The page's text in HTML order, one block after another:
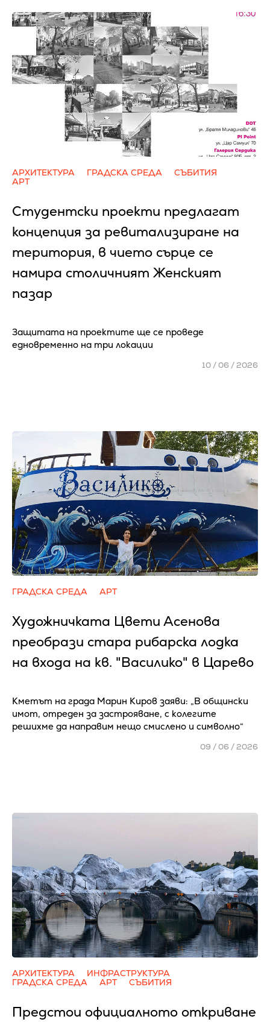
АРХИТЕКТУРА ГРАДСКА СРЕДА
СЪБИТИЯ
АРТ
Студентски проекти предлагат
концепция за ревитализиране на
територия, в чието сърце се
намира столичният Женският
пазар
Защитата на проектите ще се проведе
едновременно на три локации
10 / 06 / 2026
ГРАДСКА СРЕДА АРТ
Художничката Цвети Асенова
преобрази стара рибарска лодка
на входа на кв. "Василико" в Царево
Кметът на града Марин Киров заяви: „В общински
имот, отреден за застрояване, с колегите
решихме да направим нещо смислено и символно“
09 / 06 / 2026
АРХИТЕКТУРА
ИНФРАСТРУКТУРА
ГРАДСКА СРЕДА
АРТ СЪБИТИЯ
Предстои официалното откриване